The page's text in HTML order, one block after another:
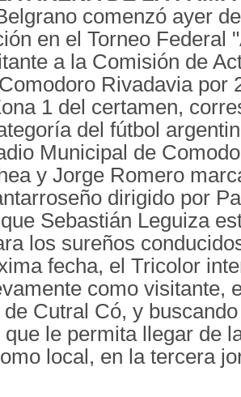
comenzó ayer
en el Torneo Federal
a la Comisión de
Rivadavia por
1 del certamen,
del fútbol
Municipal de
y Jorge Romero
dirigido por
Sebastián Leguiza
los sureños
fecha, el Tricolor
como visitante,
Cutral Có, y
que le permita llegar de
local, en la tercera